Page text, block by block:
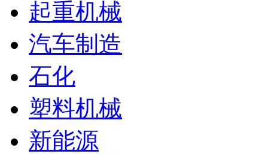
起重机械
汽车制造
石化
塑料机械
新能源